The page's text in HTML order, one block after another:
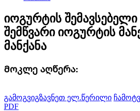
იოგურტის შემავსებელი
შემწვარი იოგურტის
მანქანა
Მოკლე აღწერა:
გამოგვიგზავნეთ ელ.წერილი
PDF